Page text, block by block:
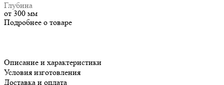
Глубина
от 300 мм
Подробнее о товаре
Описание и характеристики
Условия изготовления
Доставка и оплата